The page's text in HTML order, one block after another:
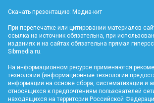
Скачать презентацию: Медиа-кит
При перепечатке или цитировании материалов
ссылка на источник обязательна, при
изданиях и на сайтах обязательна прямая
Sibmedia.ru
На информационном ресурсе применяются
технологии (информационные технологии
информации на основе сбора, систематизации и
относящихся к предпочтениям пользователей
находящихся на территории Российской